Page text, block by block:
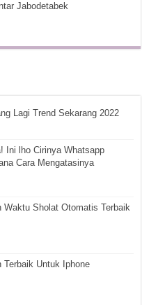
Jabodetabek
Lagi Trend Sekarang 2022
Ini lho Cirinya Whatsapp
Cara Mengatasinya
Waktu Sholat Otomatis Terbaik
Terbaik Untuk Iphone